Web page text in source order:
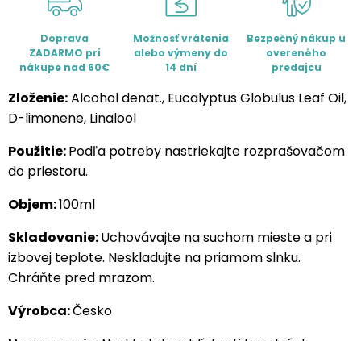
Doprava
ZADARMO pri
nákupe nad 60€
Možnosť vrátenia
alebo výmeny do
14 dní
Bezpečný nákup u
overeného
predajcu
Zloženie:Alcohol denat., Eucalyptus Globulus Leaf Oil,
D-limonene, Linalool
Použitie:Podľa potreby nastriekajte rozprašovačom
do priestoru.
Objem:100ml
Skladovanie:Uchovávajte na suchom mieste a pri
izbovej teplote. Neskladujte na priamom slnku.
Chráňte pred mrazom.
Výrobca:Česko